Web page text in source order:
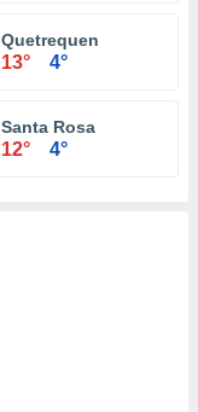
Quetrequen
13° 4°
Santa Rosa
12° 4°